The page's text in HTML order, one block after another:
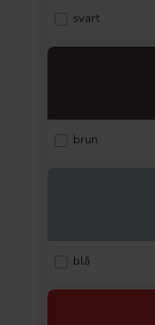
svart
brun
blå